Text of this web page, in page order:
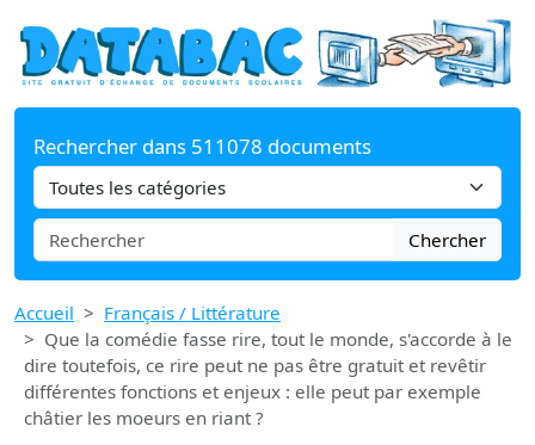
Rechercher dans 511078 documents
Chercher
Accueil
Français / Littérature
Que la comédie fasse rire, tout le monde, s'accorde à le
dire toutefois, ce rire peut ne pas être gratuit et revêtir
différentes fonctions et enjeux : elle peut par exemple
châtier les moeurs en riant ?